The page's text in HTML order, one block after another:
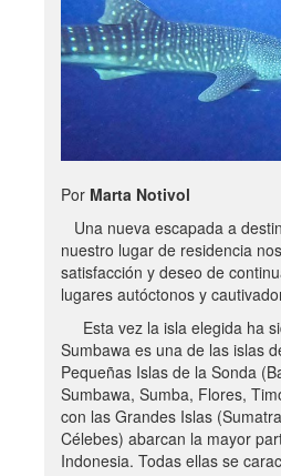
Por Marta Notivol
Una nueva escapada a
nuestro lugar de residencia
satisfacción y deseo de
lugares autóctonos y
Esta vez la isla elegida ha
Sumbawa es una de las islas
Pequeñas Islas de la Sonda
Sumbawa, Sumba, Flores,
con las Grandes Islas
Célebes) abarcan la mayor
Indonesia. Todas ellas se